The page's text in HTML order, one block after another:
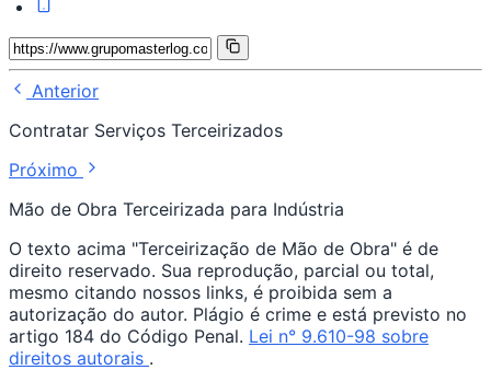
Anterior
Contratar Serviços Terceirizados
Próximo
Mão de Obra Terceirizada para Indústria
O texto acima "Terceirização de Mão de Obra" é de
direito reservado. Sua reprodução, parcial ou total,
mesmo citando nossos links, é proibida sem a
autorização do autor. Plágio é crime e está previsto no
artigo 184 do Código Penal. Lei n° 9.610-98 sobre
direitos autorais .